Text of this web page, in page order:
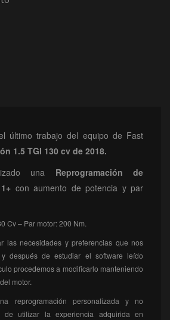
último trabajo del equipo de Fast
1.5 TGI 130 cv de 2018.
una Reprogramaciónde
con aumento de potencia y par
Cv – Par motor: 200 Nm.
las necesidades y preferencias que nos
después de estudiar el software leído
procedemos a modificarlo manteniendo
motor.
reprogramación personalizada y no
de utilizar la experiencia adquirida en